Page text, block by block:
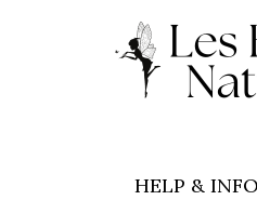
ÉCLATS
COULEURS
HELP &